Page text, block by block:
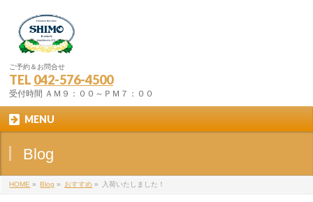
ご予約＆お問合せ
TEL 042-576-4500
受付時間 ＡＭ９：００～ＰＭ７：００
MENU
Blog
HOME » Blog » おすすめ » 入荷いたしました！